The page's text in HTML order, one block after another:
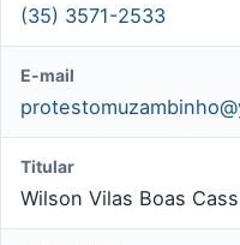
(35) 3571-2533
E-mail
Titular
Wilson Vilas Boas